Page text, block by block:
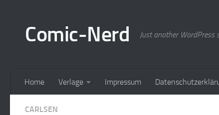
Comic-Nerd Just another WordPress
Home Verlage Impressum
CARLSEN